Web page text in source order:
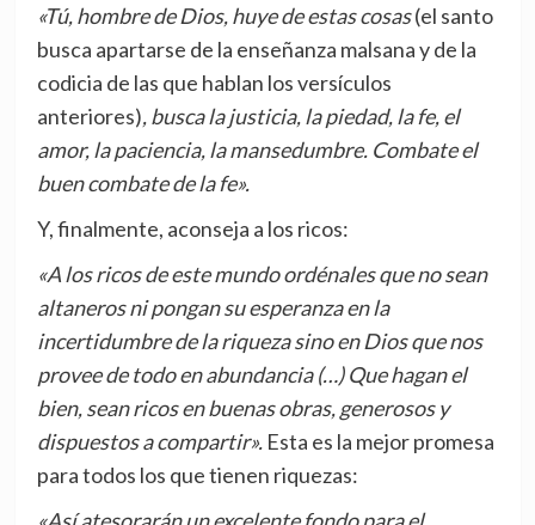
«Tú, hombre de Dios, huye de estas cosas(el santo
busca apartarse de la enseñanza malsana y de la
codicia de las que hablan los versículos
anteriores), busca la justicia, la piedad, la fe, el
amor, la paciencia, la mansedumbre. Combate el
buen combate de la fe».
Y, finalmente, aconseja a los ricos:
«A los ricos de este mundo ordénales que no sean
altaneros ni pongan su esperanza en la
incertidumbre de la riqueza sino en Dios que nos
provee de todo en abundancia (…) Que hagan el
bien, sean ricos en buenas obras, generosos y
dispuestos a compartir».Esta es la mejor promesa
para todos los que tienen riquezas: